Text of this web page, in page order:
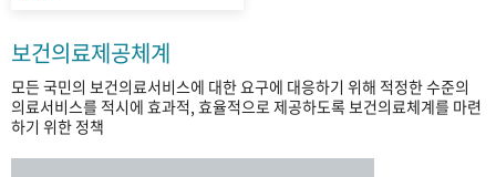
보건의료제공체계
모든 국민의 보건의료서비스에 대한 요구에 대응하기 위해 적정한 수준의
의료서비스를 적시에 효과적, 효율적으로 제공하도록 보건의료체계를 마련
하기 위한 정책